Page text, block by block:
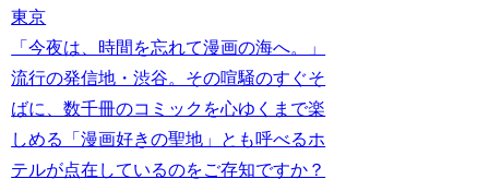
東京
「今夜は、時間を忘れて漫画の海へ。」
流行の発信地・渋谷。その喧騒のすぐそ
ばに、数千冊のコミックを心ゆくまで楽
しめる「漫画好きの聖地」とも呼べるホ
テルが点在しているのをご存知ですか？